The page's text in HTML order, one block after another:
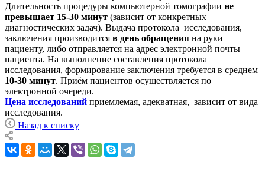
Длительность процедуры компьютерной томографии не
превышает 15-30 минут (зависит от конкретных
диагностических задач). Выдача протокола исследования,
заключения производится в день обращения на руки
пациенту, либо отправляется на адрес электронной почты
пациента. На выполнение составления протокола
исследования, формирование заключения требуется в среднем
10-30 минут. Приём пациентов осуществляется по
электронной очереди.
Цена исследований приемлемая, адекватная, зависит от вида
исследования.
Назад к списку